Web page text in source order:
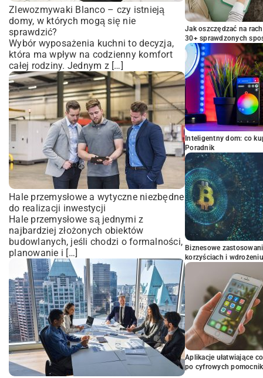
Zlewozmywaki Blanco – czy istnieją
domy, w których mogą się nie
sprawdzić?
Wybór wyposażenia kuchni to decyzja,
która ma wpływ na codzienny komfort
całej rodziny. Jednym z […]
Hale przemysłowe a wytyczne niezbędne
do realizacji inwestycji
Hale przemysłowe są jednymi z
najbardziej złożonych obiektów
budowlanych, jeśli chodzi o formalności,
planowanie i […]
Jak oszczędzać na
30+ sprawdzonych
Inteligentny dom: co
Poradnik
Biznesowe
korzyściach i wdrożeniu
Aplikacje ułatwiające
po cyfrowych